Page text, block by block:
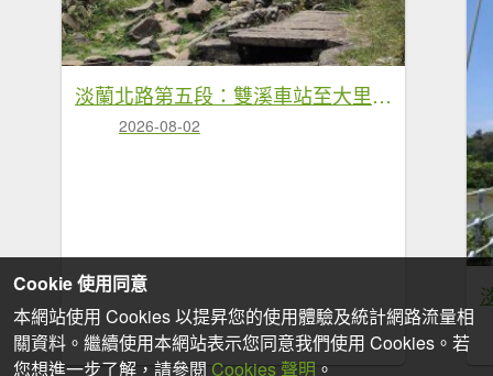
淡蘭北路第五段：雙溪車站至大里車站
2026-08-02
Cookie 使用同意
本網站使用 Cookies 以提昇您的使用體驗及統計網路流量相
關資料。繼續使用本網站表示您同意我們使用 Cookies。若
您想進一步了解，請參閱 Cookies 聲明 。